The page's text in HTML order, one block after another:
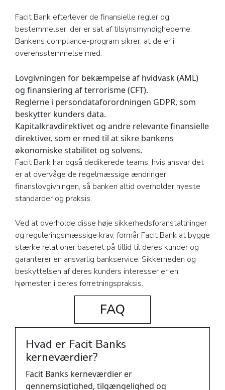
Facit Bank efterlever de finansielle regler og
bestemmelser, der er sat af tilsynsmyndighederne.
Bankens compliance-program sikrer, at de er i
overensstemmelse med:
Lovgivningen for bekæmpelse af hvidvask (AML)
og finansiering af terrorisme (CFT).
Reglerne i persondataforordningen GDPR, som
beskytter kunders data.
Kapitalkravdirektivet og andre relevante finansielle
direktiver, som er med til at sikre bankens
økonomiske stabilitet og solvens.
Facit Bank har også dedikerede teams, hvis ansvar det
er at overvåge de regelmæssige ændringer i
finanslovgivningen, så banken altid overholder nyeste
standarder og praksis.
Ved at overholde disse høje sikkerhedsforanstaltninger
og reguleringsmæssige krav, formår Facit Bank at bygge
stærke relationer baseret på tillid til deres kunder og
garanterer en ansvarlig bankservice. Sikkerheden og
beskyttelsen af deres kunders interesser er en
hjørnesten i deres forretningspraksis.
FAQ
Hvad er Facit Banks
kerneværdier?
Facit Banks kerneværdier er
gennemsigtighed, tilgængelighed og